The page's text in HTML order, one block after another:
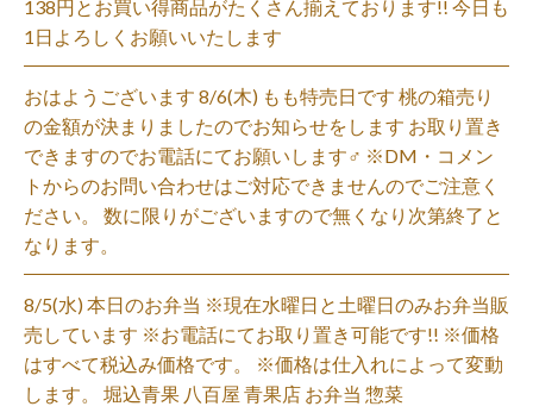
138円とお買い得商品がたくさん揃えております!! 今日も
1日よろしくお願いいたします
おはようございます 8/6(木) もも特売日です 桃の箱売り
の金額が決まりましたのでお知らせをします お取り置き
できますのでお電話にてお願いします‍♂️ ※DM・コメン
トからのお問い合わせはご対応できませんのでご注意く
ださい。 数に限りがございますので無くなり次第終了と
なります。
8/5(水) 本日のお弁当 ※現在水曜日と土曜日のみお弁当販
売しています ※お電話にてお取り置き可能です!! ※価格
はすべて税込み価格です。 ※価格は仕入れによって変動
します。 堀込青果 八百屋 青果店 お弁当 惣菜